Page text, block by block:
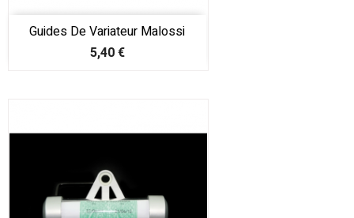
Guides De Variateur Malossi
Prix
5,40 €